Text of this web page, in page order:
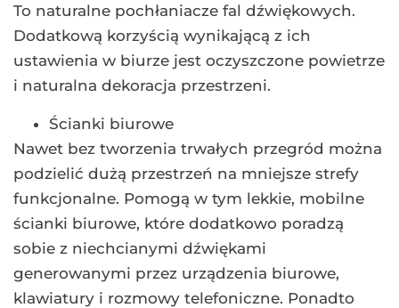
To naturalne pochłaniacze fal dźwiękowych.
Dodatkową korzyścią wynikającą z ich
ustawienia w biurze jest oczyszczone powietrze
i naturalna dekoracja przestrzeni.
Ścianki biurowe
Nawet bez tworzenia trwałych przegród można
podzielić dużą przestrzeń na mniejsze strefy
funkcjonalne. Pomogą w tym lekkie, mobilne
ścianki biurowe, które dodatkowo poradzą
sobie z niechcianymi dźwiękami
generowanymi przez urządzenia biurowe,
klawiatury i rozmowy telefoniczne. Ponadto